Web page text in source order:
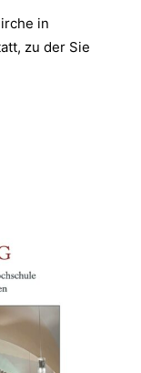
in
zu der Sie